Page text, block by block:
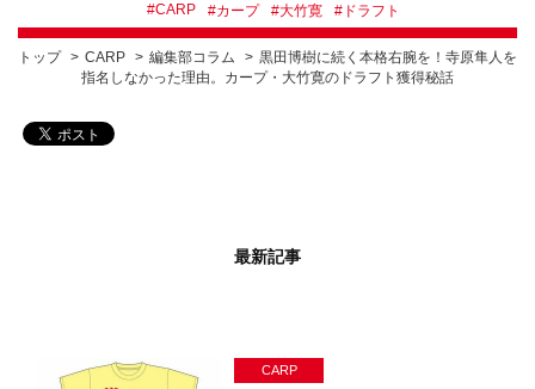
#CARP #カープ #大竹寛 # ドラフト
トップ CARP 編集部コラム
黒田博樹に続く本格右腕を！寺原隼人を
指名しなかった理由。カープ・大竹寛のドラフト獲得秘話
最新記事
CARP